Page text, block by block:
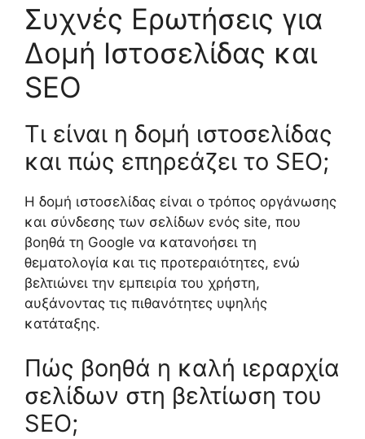
Συχνές Ερωτήσεις για
Δομή Ιστοσελίδας και
SEO
Τι είναι η δομή ιστοσελίδας
και πώς επηρεάζει το SEO;
Η δομή ιστοσελίδας είναι ο τρόπος οργάνωσης
και σύνδεσης των σελίδων ενός site, που
βοηθά τη Google να κατανοήσει τη
θεματολογία και τις προτεραιότητες, ενώ
βελτιώνει την εμπειρία του χρήστη,
αυξάνοντας τις πιθανότητες υψηλής
κατάταξης.
Πώς βοηθά η καλή ιεραρχία
σελίδων στη βελτίωση του
SEO;